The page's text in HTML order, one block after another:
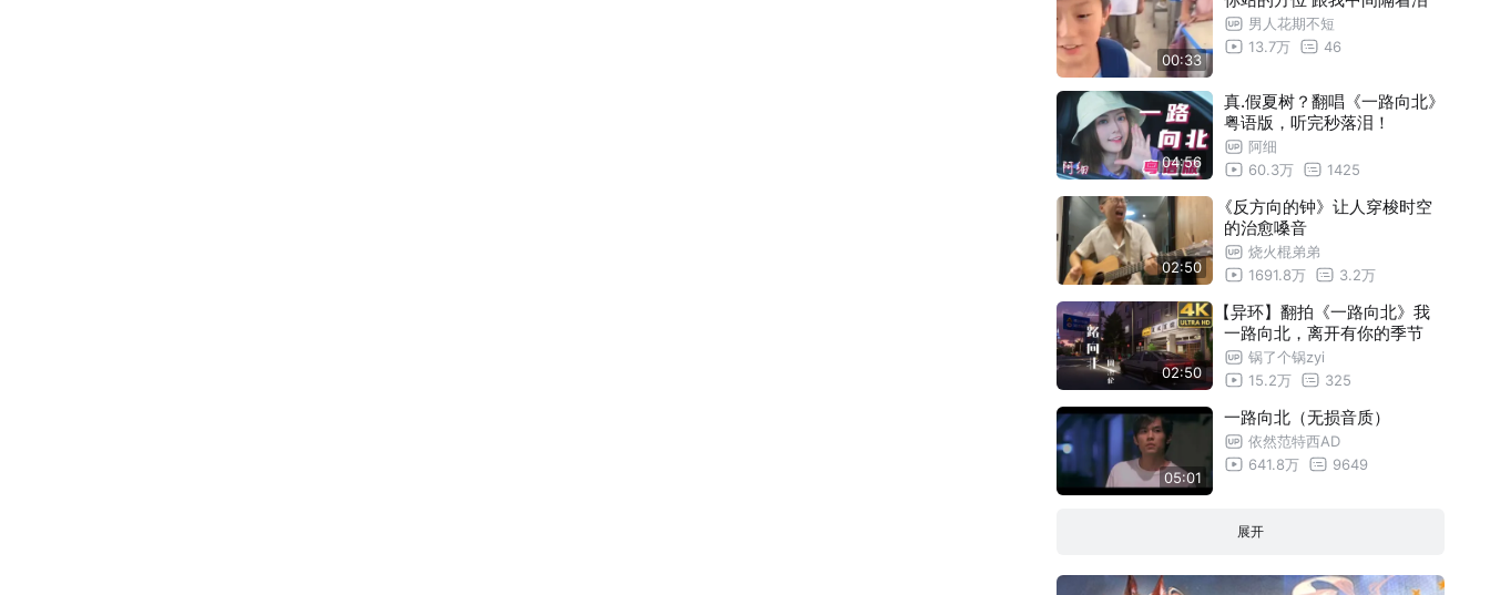
00:33
男人花期不短
13.7万
46
04:56
真.假夏树？翻唱《一路向北》
粤语版，听完秒落泪！
阿细
60.3万
1425
02:50
《反方向的钟》让人穿梭时空
的治愈嗓音
烧火棍弟弟
1691.8万
3.2万
02:50
【异环】翻拍《一路向北》我
一路向北，离开有你的季节
锅了个锅zyi
15.2万
325
05:01
一路向北（无损音质）
依然范特西AD
641.8万
9649
展开